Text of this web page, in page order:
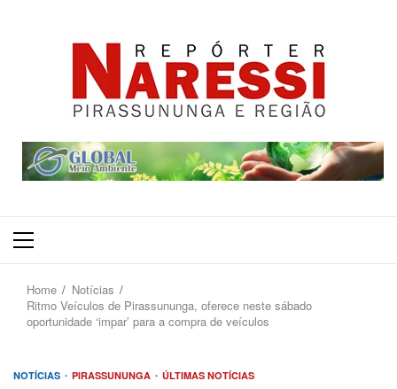
Primary
Home
Notícias
Ritmo Veículos de Pirassununga, oferece neste sábado
oportunidade ‘impar’ para a compra de veículos
NOTÍCIAS PIRASSUNUNGA ÚLTIMAS NOTÍCIAS